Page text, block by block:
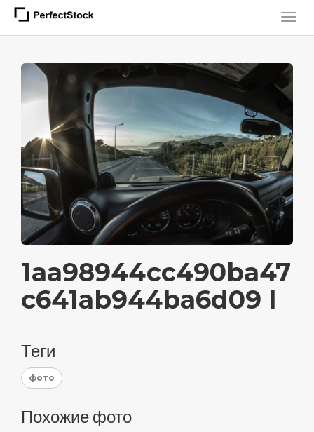
1aa98944cc490ba47
c641ab944ba6d09 l
Теги
фото
Похожие фото